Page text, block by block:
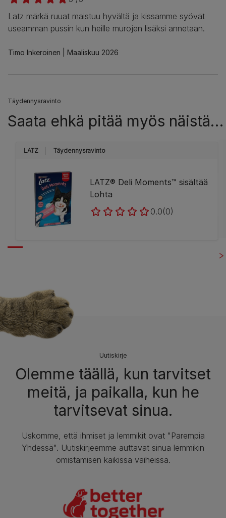
Latz märkä ruuat maistuu hyvältä ja kissamme syövät
useamman pussin kun heille murojen lisäksi annetaan.
Timo Inkeroinen Maaliskuu 2026
Täydennysravinto
Saata ehkä pitää myös näistä…
LATZ Täydennysravinto
LATZ® Deli Moments™ sisältää
Lohta
0.0(0)
Uutiskirje
Olemme täällä, kun tarvitset
meitä, ja paikalla, kun he
tarvitsevat sinua.
Uskomme, että ihmiset ja lemmikit ovat "Parempia
Yhdessä". Uutiskirjeemme auttavat sinua lemmikin
omistamisen kaikissa vaiheissa.